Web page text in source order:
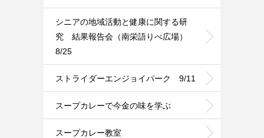
シニアの地域活動と健康に関する研
究 結果報告会（南栄語りべ広場）
8/25
ストライダーエンジョイパーク 9/11
スープカレーで今金の味を学ぶ
スープカレー教室